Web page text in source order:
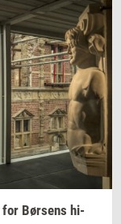
for Bør­sens hi­